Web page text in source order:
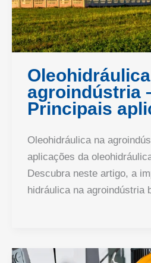
agroindústria
Principais
Oleohidráulica na
aplicações da
Descubra neste artigo, a
hidráulica na